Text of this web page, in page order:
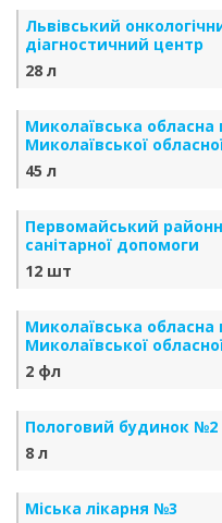
Львівський
діагностичний центр
28 л
Миколаївська обласна
Миколаївської
45 л
Первомайський
санітарної допомоги
12 шт
Миколаївська обласна
Миколаївської
2 фл
Пологовий будинок №2
8 л
Міська лікарня №3